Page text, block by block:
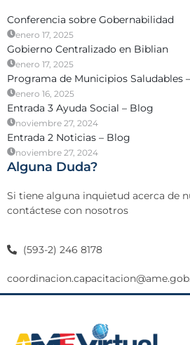
Conferencia sobre Gobernabilidad
enero 17, 2025
Gobierno Centralizado en Biblian
enero 17, 2025
Programa de Municipios Saludables
enero 16, 2025
Entrada 3 Ayuda Social – Blog
noviembre 27, 2024
Entrada 2 Noticias – Blog
noviembre 27, 2024
Alguna Duda?
Si tiene alguna inquietud acerca de
contáctese con nosotros
(593-2) 246 8178